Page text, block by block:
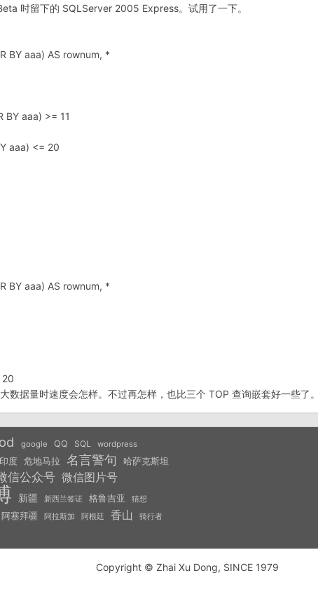
时留下的 SQLServer 2005 Express。试用了一下。
BY aaa) AS rownum, *
BY aaa) >= 11
aaa) <= 20
BY aaa) AS rownum, *
20
数据量时速度会怎样。不过再怎样，也比三个 TOP 查询嵌套好一些了。
google QQ SQL wordpress
印度 危地马拉 名言警句 哈萨克斯坦
信公众号 微信图片号
新疆 新西兰签证 格鲁吉亚 猜想
阿塞拜疆 阿拉斯加 阿根廷 香山
骑行者
Copyright © Zhai Xu Dong, SINCE 1979